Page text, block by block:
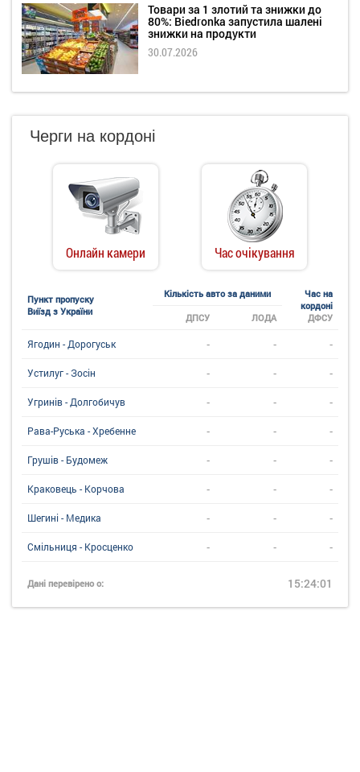
Товари за 1 злотий та знижки до
80%: Biedronka запустила шалені
знижки на продукти
30.07.2026
Черги на кордоні
Онлайн камери Час очікування
Пункт пропуску
Виїзд з України
Кількість авто за даними
Час на
кордоні
ДФСУ
ДПСУ ЛОДА
Ягодин - Дорогуськ - - -
Устилуг - Зосін - - -
Угринiв - Долгобичув - - -
Рава-Руська - Хребенне - - -
Грушів - Будомеж - - -
Краковець - Корчова - - -
Шегині - Медика - - -
Смільниця - Кросценко - - -
Дані перевірено о: 15:24:01